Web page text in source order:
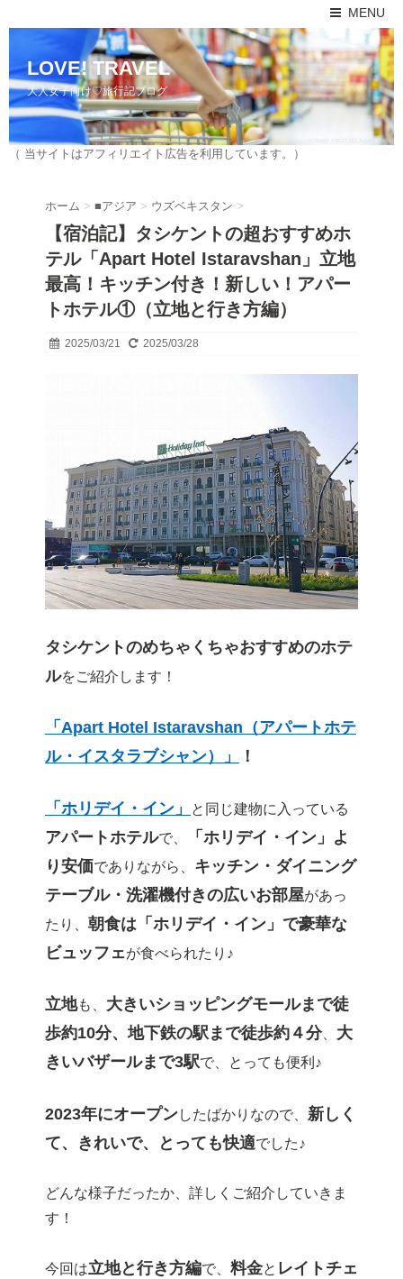
MENU
LOVE! TRAVEL
大人女子向け♡旅行記ブログ
（ 当サイトはアフィリエイト広告を利用しています。）
ホーム > ■アジア > ウズベキスタン >
【宿泊記】タシケントの超おすすめホ
テル「Apart Hotel Istaravshan」立地
最高！キッチン付き！新しい！アパー
トホテル①（立地と行き方編）
2025/03/21 2025/03/28
タシケントのめちゃくちゃおすすめのホテ
ルをご紹介します！
「Apart Hotel Istaravshan（アパートホテ
ル・イスタラブシャン）」
！
「ホリデイ・イン」 と同じ建物に入っている
アパートホテルで、
「ホリデイ・イン」よ
り安価でありながら、 キッチン・ダイニング
テーブル・ 洗濯機付きの広いお部屋があっ
たり、 朝食は「ホリデイ・イン」で豪華な
ビュッフェが食べられたり♪
立地も、 大きいショッピングモールまで徒
歩約10分、地下鉄の駅まで徒歩約４分、 大
きいバザールまで3駅で、とっても便利♪
2023年にオープンしたばかりなので、 新しく
て、きれいで、とっても快適でした♪
どんな様子だったか、詳しくご紹介していきま
す！
今回は立地と行き方編で、 料金と レイトチェ